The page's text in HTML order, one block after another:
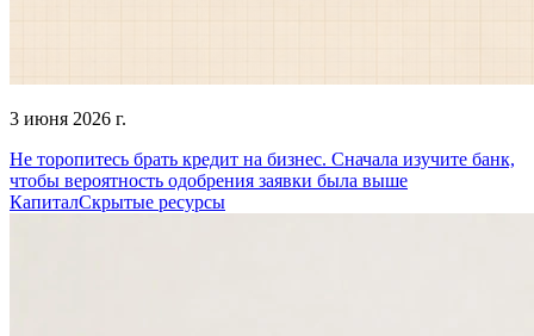
3 июня 2026 г.
Не торопитесь брать кредит на бизнес. Сначала изучите банк,
чтобы вероятность одобрения заявки была выше
КапиталСкрытые ресурсы